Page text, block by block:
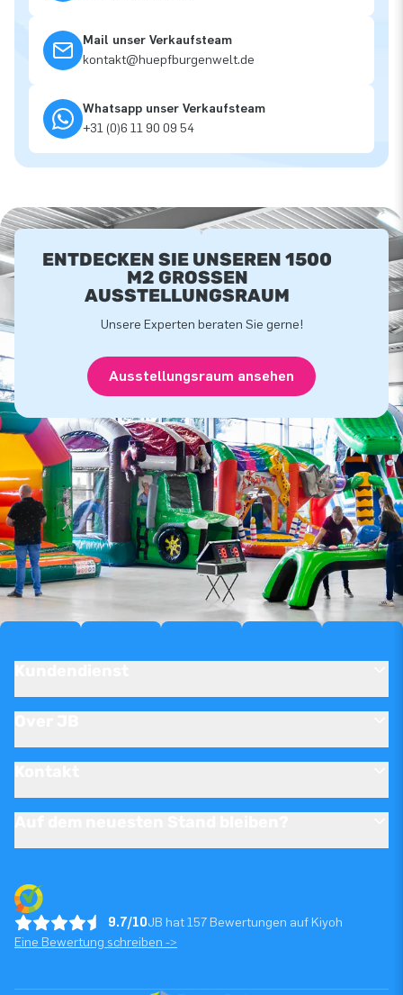
Mail unser Verkaufsteam
kontakt@huepfburgenwelt.de
Whatsapp unser Verkaufsteam
+31 (0)6 11 90 09 54
ENTDECKEN SIE UNSEREN 1500
M2 GROSSEN A
USSTELLUNGSRAUM
Unsere Experten beraten Sie gerne!
Ausstellungsraum ansehen
9.7/10JB hat 157 Bewertungen auf Kiyoh
Eine Bewertung schreiben ->